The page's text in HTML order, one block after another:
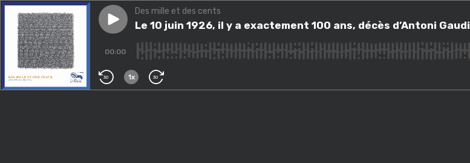
Play episodeLe 10 juin 1926, il y a exactement 100 ans, décès d’Antoni Gaudi
Des mille et des cents
Le 10 juin 1926, il y a exactement 100 ans, décès d’Antoni Gaudi
00:00
30 1x 30